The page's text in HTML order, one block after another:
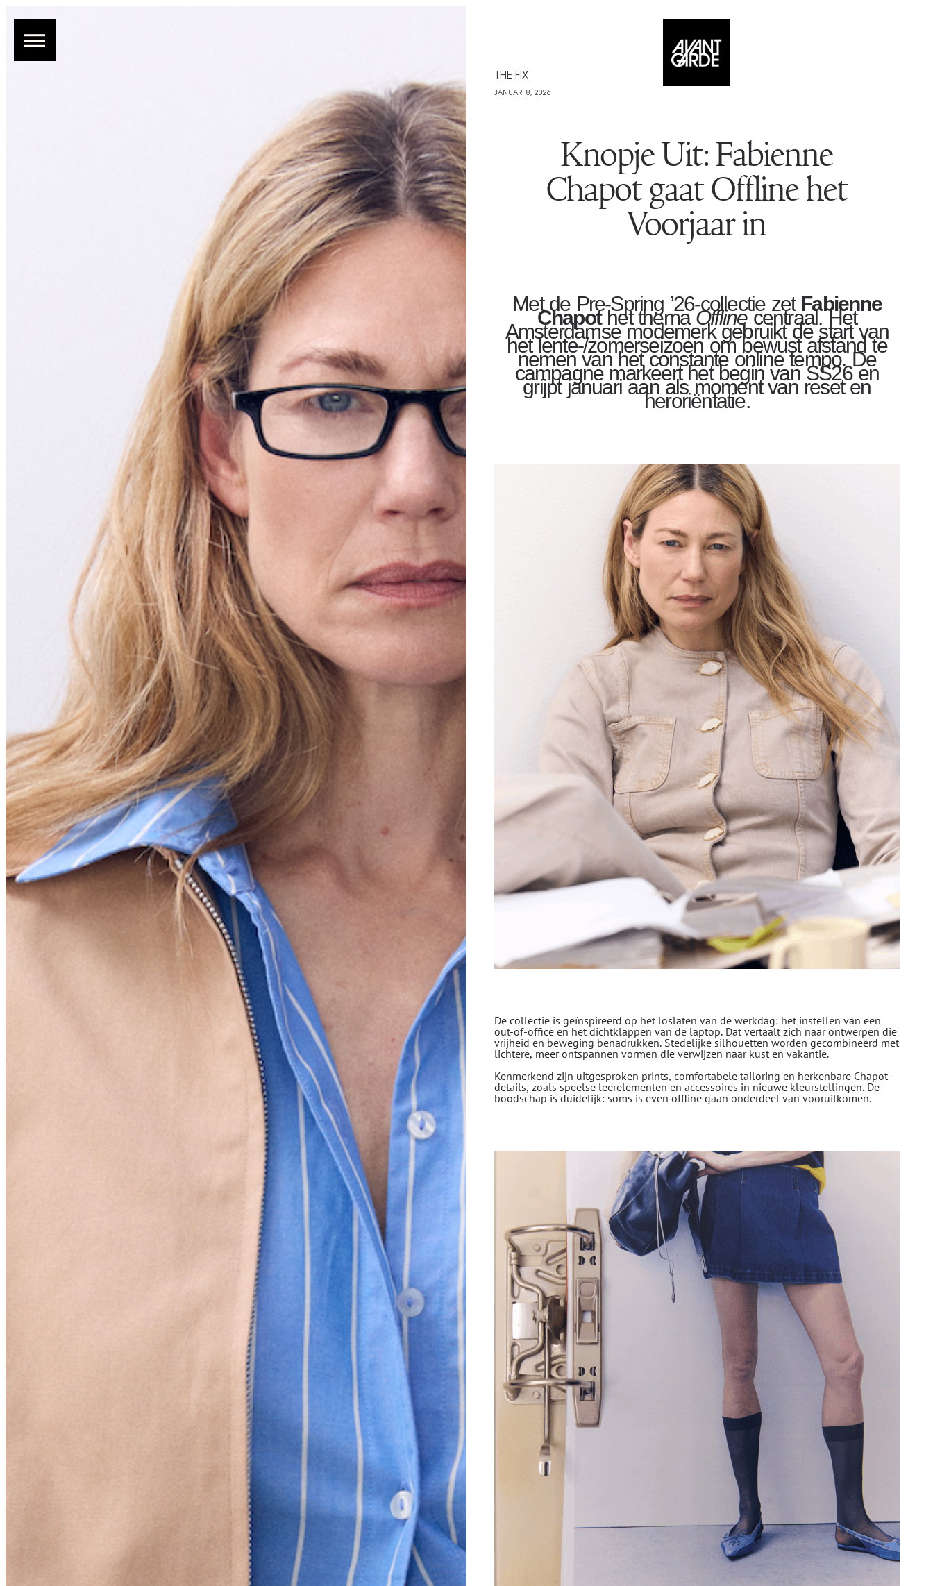
THE FIX
JANUARI 8, 2026
Knopje Uit: Fabienne
Chapot gaat Offline het
Voorjaar in
Met de Pre-Spring ’26-collectie zet Fabienne
Chapothet themaOfflinecentraal. Het
Amsterdamse modemerk gebruikt de start van
het lente-/zomerseizoen om bewust afstand te
nemen van het constante online tempo. De
campagne markeert het begin van SS26 en
grijpt januari aan als moment van reset en
heroriëntatie.
De collectie is geïnspireerd op het loslaten van de werkdag: het instellen van een
out-of-office en het dichtklappen van de laptop. Dat vertaalt zich naar ontwerpen die
vrijheid en beweging benadrukken. Stedelijke silhouetten worden gecombineerd met
lichtere, meer ontspannen vormen die verwijzen naar kust en vakantie.
Kenmerkend zijn uitgesproken prints, comfortabele tailoring en herkenbare Chapot-
details, zoals speelse leerelementen en accessoires in nieuwe kleurstellingen. De
boodschap is duidelijk: soms is even offline gaan onderdeel van vooruitkomen.